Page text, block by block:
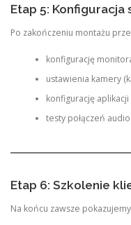
Etap 5: Konfiguracja
Po zakończeniu montażu
konfigurację
ustawienia kamery
konfigurację
testy połączeń
Etap 6: Szkolenie
Na końcu zawsze